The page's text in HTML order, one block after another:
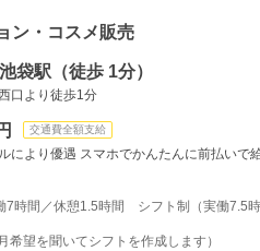
ン・コスメ販売
袋駅（徒歩 1分）
口より徒歩1分
交通費全額支給
により優遇 スマホでかんたんに前払いで
7時間／休憩1.5時間 シフト制（実働7.5
望を聞いてシフトを作成します）